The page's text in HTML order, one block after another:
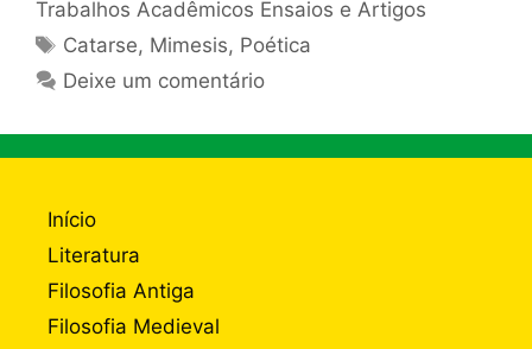
Trabalhos Acadêmicos Ensaios e Artigos
Tags
Catarse, Mimesis, Poética
Deixe um comentário
Início
Literatura
Filosofia Antiga
Filosofia Medieval